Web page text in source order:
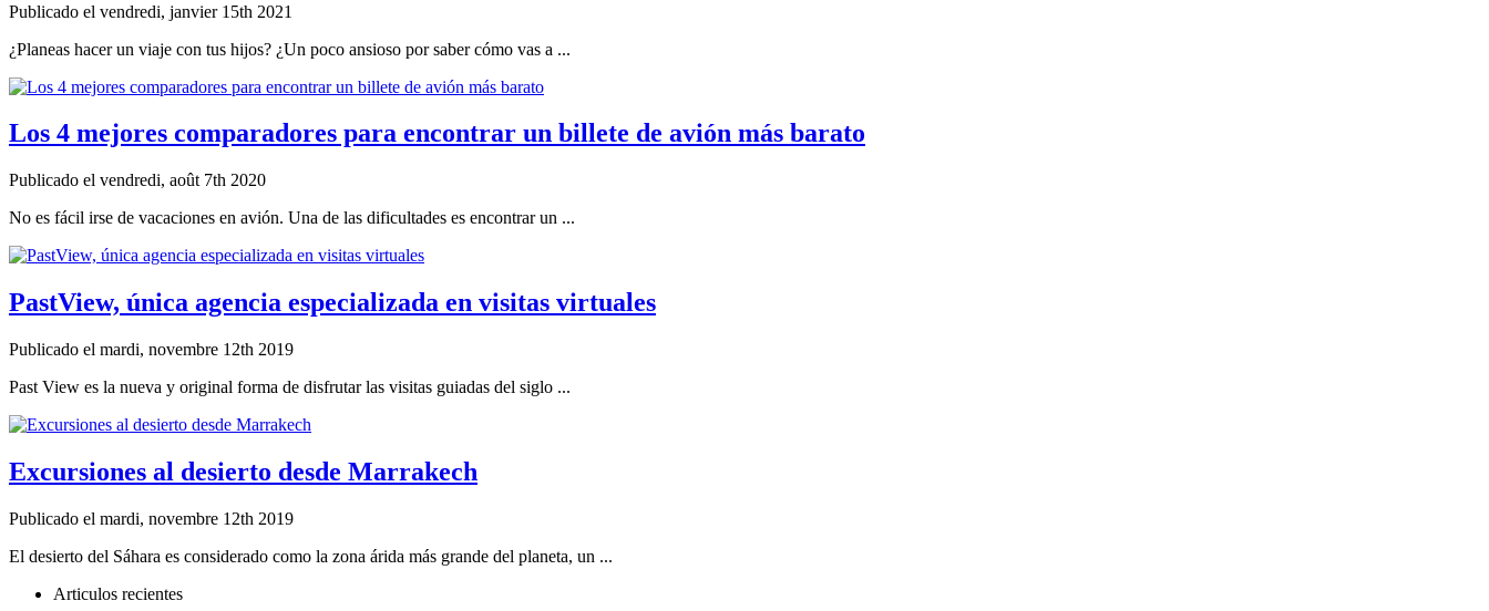
Publicado el vendredi, janvier 15th 2021
¿Planeas hacer un viaje con tus hijos? ¿Un poco ansioso por saber cómo vas a ...
Los 4 mejores comparadores para encontrar un billete de avión más barato
Publicado el vendredi, août 7th 2020
No es fácil irse de vacaciones en avión. Una de las dificultades es encontrar un ...
PastView, única agencia especializada en visitas virtuales
Publicado el mardi, novembre 12th 2019
Past View es la nueva y original forma de disfrutar las visitas guiadas del siglo ...
Excursiones al desierto desde Marrakech
Publicado el mardi, novembre 12th 2019
El desierto del Sáhara es considerado como la zona árida más grande del planeta, un ...
Articulos recientes